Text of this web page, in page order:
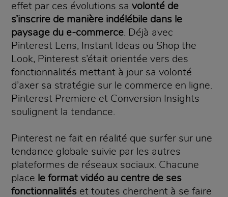
effet par ces évolutions savolonté de
s’inscrire de manière indélébile dans le
paysage du e-commerce . Déjà avec
Pinterest Lens, Instant Ideas ou Shop the
Look, Pinterest s’était orientée vers des
fonctionnalités mettant à jour sa volonté
d’axer sa stratégie sur le commerce en ligne.
Pinterest Premiere et Conversion Insights
soulignent la tendance.
Pinterest ne fait en réalité que surfer sur une
tendance globale suivie par les autres
plateformes de réseaux sociaux. Chacune
place le format vidéo au centre de ses
fonctionnalités et toutes cherchent à se faire